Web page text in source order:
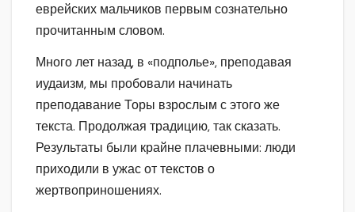
еврейских мальчиков первым сознательно
прочитанным словом.
Много лет назад, в «подполье», преподавая
иудаизм, мы пробовали начинать
преподавание Торы взрослым с этого же
текста. Продолжая традицию, так сказать.
Результаты были крайне плачевными: люди
приходили в ужас от текстов о
жертвоприношениях.